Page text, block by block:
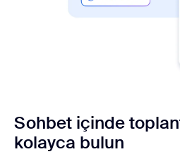
Sohbet içinde
kolayca bulun